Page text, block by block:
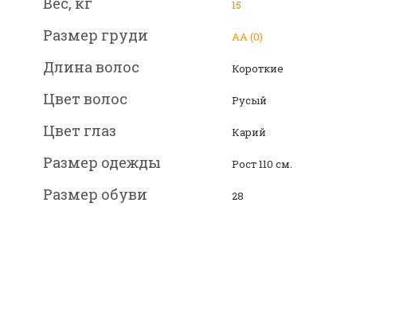
15
Размер груди АА (0)
Длина волос Короткие
Цвет волос Русый
Цвет глаз Карий
Размер одежды Рост 110 см.
Размер обуви 28